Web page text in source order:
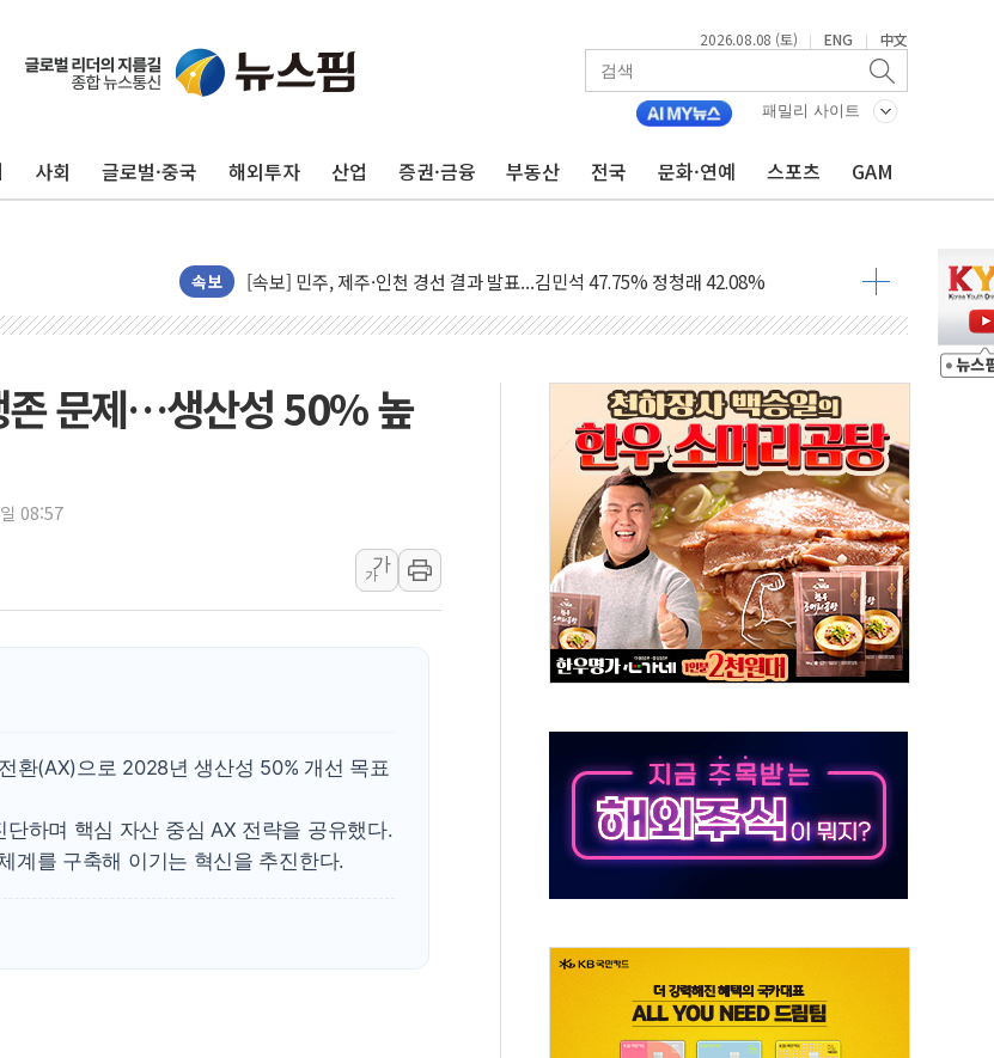
2026.08.08 (토) | ENG | 中文
패밀리 사이트
사회 글로벌·중국 해외투자 산업 증권·금융 부동산 전국 문화·연예 스포츠 GAM
속보
울진·영덕 '호우특보'-포항 '산사태 주의보'...경북도, 호우 피해·통제구간 없어
[종합] 김민석, 정청래에 '0.86%p' 차 재역전 성공...金 45.42% vs 鄭 44.56%
인천 합동연설회 나선 송영길·정청래·김민석 당대표 후보
김민석, 2주차 제주·인천 경선서 정청래에 승리...47.75% vs 42.08%
[속보] 민주, 제주·인천 경선 결과 발표...김민석 47.75% 정청래 42.08%
[속보] 민주, 인천 경선 결과 발표...김민석 45.09% 정청래 43.27% 송영길 11.63%
이번주 국내 주요 금융일정(8.10~8.14)
美, 이란전 출구전략 만지작…공습 한계·탄약 부족 현실화
강릉·동해·삼척 시간당 최대 50㎜ 폭우…강원 동해안 강한 비 이어져
폐기물 수거하다 참변…60대 환경미화원 수거차에 치여 사망
서울 중랑구 주택가서 흉기 난동…60대 남성 2명 숨져
李대통령 "결혼 때문에 손해 보는 일 없게"…'결혼 페널티' 22개 과제 손본다
여수 오동도 인근 해상서 모터보트 전복…1명 사망·1명 실종
추미애, '위안부' 피해자 기림의 날 참석..."국제적 시민 연대로 목소리 내야"
인천 선재도 갯벌서 해루질 중 실종 60대 나흘만에 숨진 채 발견
'화합' 꺼낸 김민석에 '뻔뻔' 받아친 정청래…제주 연설서 신경전 고조
李대통령, ISA 개편 재검토 지시…與 "적극 환영"·野 "졸속 국정"
존 문제…생산성 50% 높
08:57
가
가
환(AX)으로 2028년 생산성 50% 개선 목표
하며 핵심 자산 중심 AX 전략을 공유했다.
계를 구축해 이기는 혁신을 추진한다.